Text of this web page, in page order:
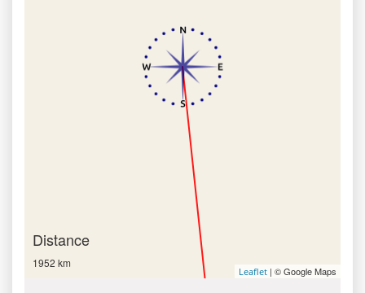
Distance
1952 km
Leaflet | © Google Maps